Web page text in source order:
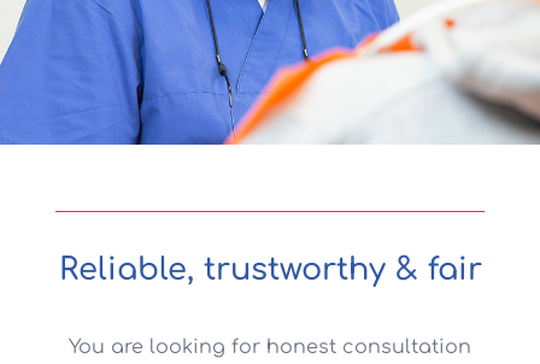
Reliable, trustworthy & fair
You are looking for honest consultation